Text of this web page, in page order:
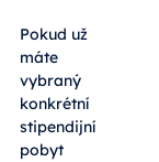
Pokud už
máte
vybraný
konkrétní
stipendijní
pobyt